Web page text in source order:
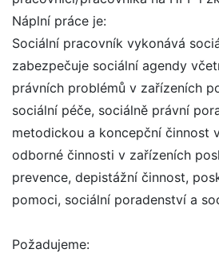
Náplní práce je:
Sociální pracovník vykonává
zabezpečuje sociální agendy
právních problémů v zařízeních
sociální péče, sociálně právní
metodickou a koncepční činnost
odborné činnosti v zařízeních
prevence, depistážní činnost,
pomoci, sociální poradenství a
Požadujeme: